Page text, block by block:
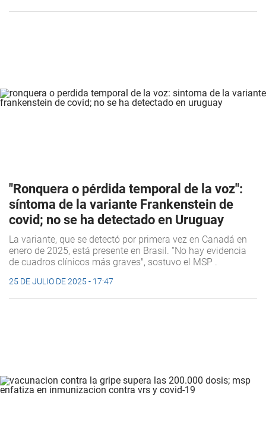
"Ronquera o pérdida temporal de la voz":
síntoma de la variante Frankenstein de
covid; no se ha detectado en Uruguay
La variante, que se detectó por primera vez en Canadá en
enero de 2025, está presente en Brasil. “No hay evidencia
de cuadros clínicos más graves", sostuvo el MSP .
25 DE JULIO DE 2025 - 17:47